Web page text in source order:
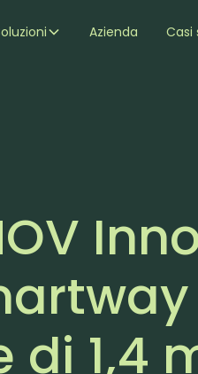
Azienda Casi
di 1,4